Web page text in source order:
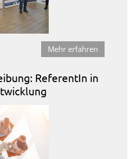
Mehr erfahren
ReferentIn in